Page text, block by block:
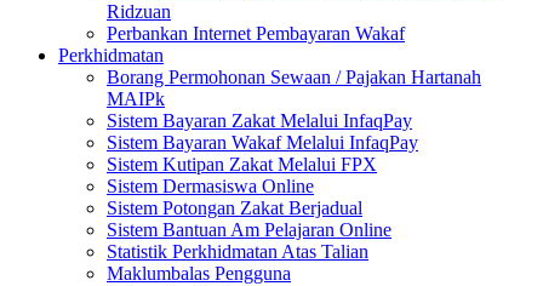
Ridzuan
Perbankan Internet Pembayaran Wakaf
Perkhidmatan
Borang Permohonan Sewaan / Pajakan Hartanah
MAIPk
Sistem Bayaran Zakat Melalui InfaqPay
Sistem Bayaran Wakaf Melalui InfaqPay
Sistem Kutipan Zakat Melalui FPX
Sistem Dermasiswa Online
Sistem Potongan Zakat Berjadual
Sistem Bantuan Am Pelajaran Online
Statistik Perkhidmatan Atas Talian
Maklumbalas Pengguna